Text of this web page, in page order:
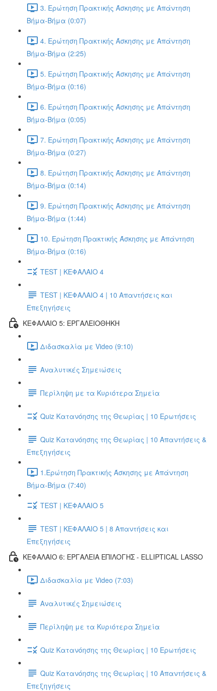
3. Ερώτηση Πρακτικής Άσκησης με Απάντηση
Βήμα-Βήμα (0:07)
4. Ερώτηση Πρακτικής Άσκησης με Απάντηση
Βήμα-Βήμα (2:25)
5. Ερώτηση Πρακτικής Άσκησης με Απάντηση
Βήμα-Βήμα (0:16)
6. Ερώτηση Πρακτικής Άσκησης με Απάντηση
Βήμα-Βήμα (0:05)
7. Ερώτηση Πρακτικής Άσκησης με Απάντηση
Βήμα-Βήμα (0:27)
8. Ερώτηση Πρακτικής Άσκησης με Απάντηση
Βήμα-Βήμα (0:14)
9. Ερώτηση Πρακτικής Άσκησης με Απάντηση
Βήμα-Βήμα (1:44)
10. Ερώτηση Πρακτικής Άσκησης με Απάντηση
Βήμα-Βήμα (0:16)
TEST | ΚΕΦΑΛΑΙΟ 4
TEST | ΚΕΦΑΛΑΙΟ 4 | 10 Απαντήσεις και
Επεξηγήσεις
ΚΕΦΑΛΑΙΟ 5: ΕΡΓΑΛΕΙΟΘΗΚΗ
Διδασκαλία με Video (9:10)
Αναλυτικές Σημειώσεις
Περίληψη με τα Κυριότερα Σημεία
Quiz Κατανόησης της Θεωρίας | 10 Ερωτήσεις
Quiz Κατανόησης της Θεωρίας | 10 Απαντήσεις &
Επεξηγήσεις
1.Ερώτηση Πρακτικής Άσκησης με Απάντηση
Βήμα-Βήμα (7:40)
TEST | ΚΕΦΑΛΑΙΟ 5
TEST | ΚΕΦΑΛΑΙΟ 5 | 8 Απαντήσεις και
Επεξηγήσεις
ΚΕΦΑΛΑΙΟ 6: ΕΡΓΑΛΕΙΑ ΕΠΙΛΟΓΗΣ - ELLIPTICAL LASSO
Διδασκαλία με Video (7:03)
Αναλυτικές Σημειώσεις
Περίληψη με τα Κυριότερα Σημεία
Quiz Κατανόησης της Θεωρίας | 10 Ερωτήσεις
Quiz Κατανόησης της Θεωρίας | 10 Απαντήσεις &
Επεξηγήσεις